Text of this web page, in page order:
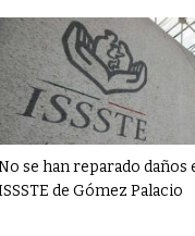
se han reparado daños
de Gómez Palacio